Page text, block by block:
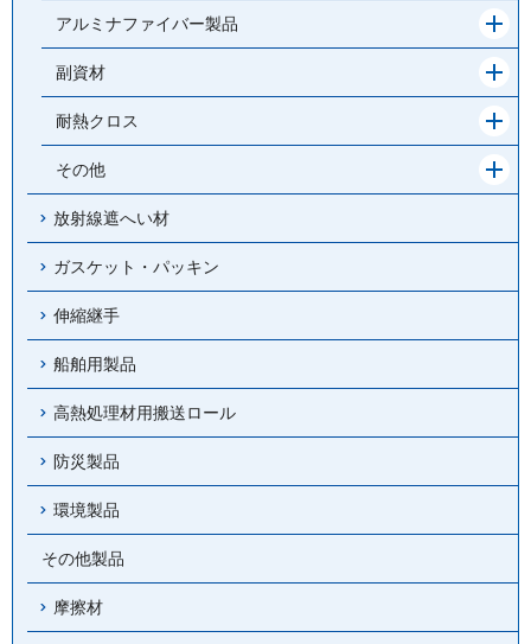
を
開
ュ
ー
を
開
アルミナファイバー製品
メ
ュ
ー
を
開
副資材
メ
ュ
ー
を
開
耐熱クロス
メ
ュ
ー
その他
メ
放射線遮へい材
ガスケット・パッキン
伸縮継手
船舶用製品
高熱処理材用搬送ロール
防災製品
環境製品
その他製品
摩擦材